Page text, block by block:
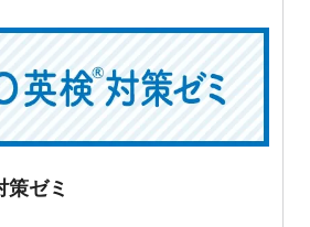
ゼミ